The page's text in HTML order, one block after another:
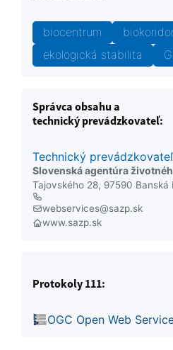
biocentrum
ekologická stabilita
Správca obsahu a
technický prevádzkovateľ:
Technický prevádzkovateľ
Slovenská agentúra
Tajovského 28, 97590 Banská
webservices@sazp.sk
www.sazp.sk
Protokoly 111:
OGC Open Web